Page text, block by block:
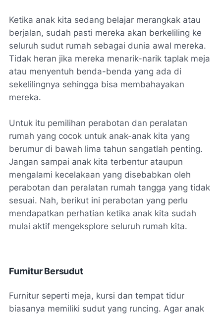
Ketika anak kita sedang belajar merangkak atau
berjalan, sudah pasti mereka akan berkeliling ke
seluruh sudut rumah sebagai dunia awal mereka.
Tidak heran jika mereka menarik-narik taplak meja
atau menyentuh benda-benda yang ada di
sekelilingnya sehingga bisa membahayakan
mereka.
Untuk itu pemilihan perabotan dan peralatan
rumah yang cocok untuk anak-anak kita yang
berumur di bawah lima tahun sangatlah penting.
Jangan sampai anak kita terbentur ataupun
mengalami kecelakaan yang disebabkan oleh
perabotan dan peralatan rumah tangga yang tidak
sesuai. Nah, berikut ini perabotan yang perlu
mendapatkan perhatian ketika anak kita sudah
mulai aktif mengeksplore seluruh rumah kita.
Furnitur Bersudut
Furnitur seperti meja, kursi dan tempat tidur
biasanya memiliki sudut yang runcing. Agar anak